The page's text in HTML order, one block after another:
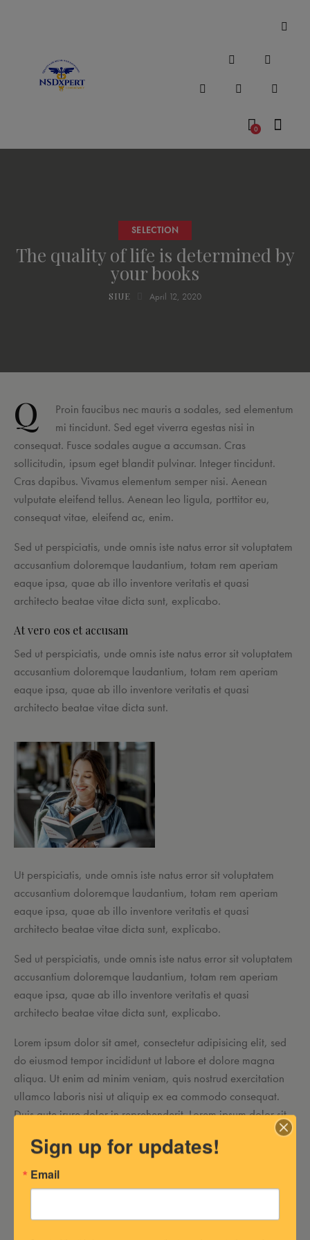
0
SELECTION
The quality of life is determined by
your books
SIUE April 12, 2020
Q
Proin faucibus nec mauris a sodales, sed elementum
mi tincidunt. Sed eget viverra egestas nisi in
consequat. Fusce sodales augue a accumsan. Cras
sollicitudin, ipsum eget blandit pulvinar. Integer tincidunt.
Cras dapibus. Vivamus elementum semper nisi. Aenean
vulputate eleifend tellus. Aenean leo ligula, porttitor eu,
consequat vitae, eleifend ac, enim.
Sed ut perspiciatis, unde omnis iste natus error sit voluptatem
accusantium doloremque laudantium, totam rem aperiam
eaque ipsa, quae ab illo inventore veritatis et quasi
architecto beatae vitae dicta sunt, explicabo.
At vero eos et accusam
Sed ut perspiciatis, unde omnis iste natus error sit voluptatem
accusantium doloremque laudantium, totam rem aperiam
eaque ipsa, quae ab illo inventore veritatis et quasi
architecto beatae vitae dicta sunt.
Ut perspiciatis, unde omnis iste natus error sit voluptatem
accusantium doloremque laudantium, totam rem aperiam
eaque ipsa, quae ab illo inventore veritatis et quasi
architecto beatae vitae dicta sunt, explicabo.
Sed ut perspiciatis, unde omnis iste natus error sit voluptatem
accusantium doloremque laudantium, totam rem aperiam
eaque ipsa, quae ab illo inventore veritatis et quasi
architecto beatae vitae dicta sunt, explicabo.
Lorem ipsum dolor sit amet, consectetur adipisicing elit, sed
do eiusmod tempor incididunt ut labore et dolore magna
aliqua. Ut enim ad minim veniam, quis nostrud exercitation
ullamco laboris nisi ut aliquip ex ea commodo consequat.
Duis aute irure dolor in reprehenderit. Lorem ipsum dolor sit
Mauris sollicitudin enim condimentum, luctus justo
Sign up for updates!
Email